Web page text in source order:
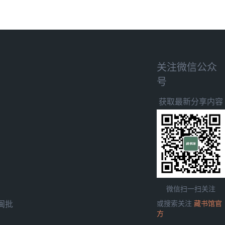
批
关注微信公众
号
获取最新分享内容
微信扫一扫关注
或搜索关注 藏书馆官
方